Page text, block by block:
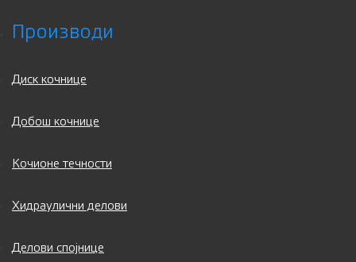
Производи
Диск кочнице
Добош кочнице
Кочионе течности
Хидраулични делови
Делови спојнице